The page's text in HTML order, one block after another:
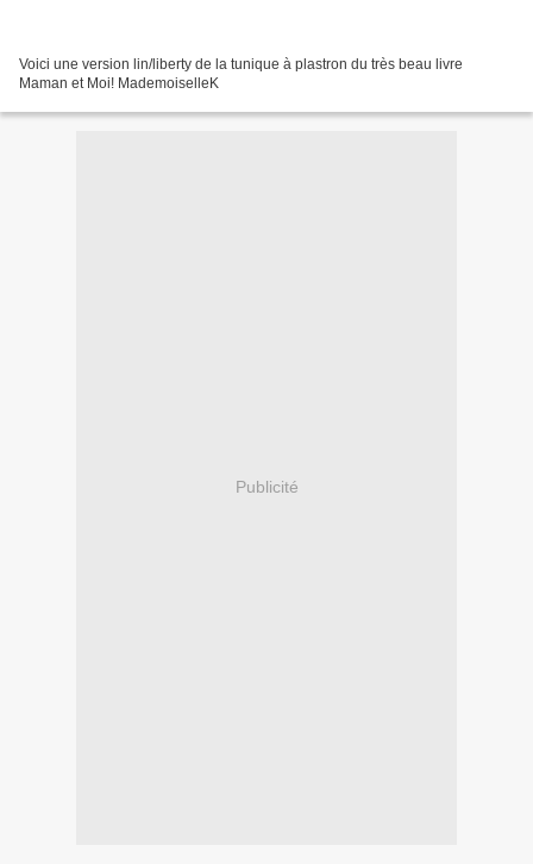
Voici une version lin/liberty de la tunique à plastron du très beau livre
Maman et Moi! MademoiselleK
Publicité